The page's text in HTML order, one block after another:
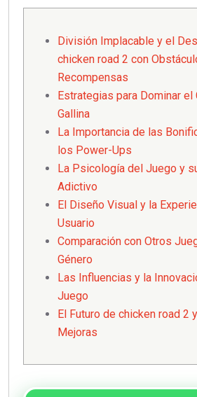
División Implacable y el
chicken road 2 con
Recompensas
Estrategias para Dominar el
Gallina
La Importancia de las
los Power-Ups
La Psicología del Juego y
Adictivo
El Diseño Visual y la
Usuario
Comparación con Otros
Género
Las Influencias y la
Juego
El Futuro de chicken road 2
Mejoras